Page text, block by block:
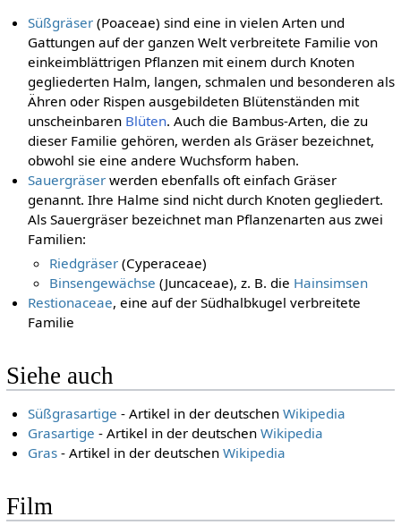
Süßgräser (Poaceae) sind eine in vielen Arten und
Gattungen auf der ganzen Welt verbreitete Familie von
einkeimblättrigen Pflanzen mit einem durch Knoten
gegliederten Halm, langen, schmalen und besonderen als
Ähren oder Rispen ausgebildeten Blütenständen mit
unscheinbaren Blüten. Auch die Bambus-Arten, die zu
dieser Familie gehören, werden als Gräser bezeichnet,
obwohl sie eine andere Wuchsform haben.
Sauergräser werden ebenfalls oft einfach Gräser
genannt. Ihre Halme sind nicht durch Knoten gegliedert.
Als Sauergräser bezeichnet man Pflanzenarten aus zwei
Familien:
Riedgräser (Cyperaceae)
Binsengewächse (Juncaceae), z. B. die Hainsimsen
Restionaceae, eine auf der Südhalbkugel verbreitete
Familie
Siehe auch
Süßgrasartige - Artikel in der deutschenWikipedia
Grasartige - Artikel in der deutschenWikipedia
Gras - Artikel in der deutschenWikipedia
Film